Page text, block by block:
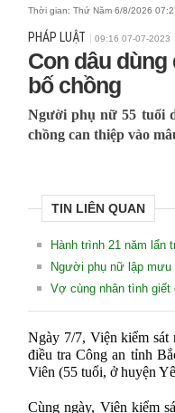
Thời gian: Thứ Năm 6/8/2026
PHÁP LUẬT 09:16 07-07-2023
Con dâu
bố chồng
Người phụ nữ 55 tuổi
chồng can thiệp vào
TIN LIÊN QUAN
Hành trình 21 năm lẩn
Người phụ nữ lập mưu
Vợ cùng nhân tình
Ngày 7/7, Viện kiểm sát
điều tra Công an tỉnh
Viên (55 tuổi, ở huyện
Cùng ngày, Viện kiểm